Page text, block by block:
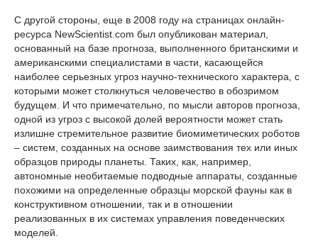
С другой стороны, еще в 2008 году на страницах онлайн-
ресурса NewScientist.com был опубликован материал,
основанный на базе прогноза, выполненного британскими и
американскими специалистами в части, касающейся
наиболее серьезных угроз научно-технического характера, с
которыми может столкнуться человечество в обозримом
будущем. И что примечательно, по мысли авторов прогноза,
одной из угроз с высокой долей вероятности может стать
излишне стремительное развитие биомиметических роботов
– систем, созданных на основе заимствования тех или иных
образцов природы планеты. Таких, как, например,
автономные необитаемые подводные аппараты, созданные
похожими на определенные образцы морской фауны как в
конструктивном отношении, так и в отношении
реализованных в их системах управления поведенческих
моделей.